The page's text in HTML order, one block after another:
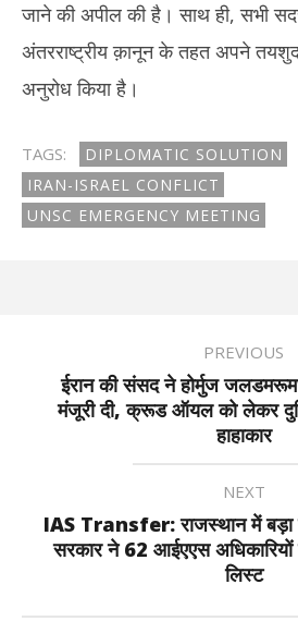
जाने की अपील की है। साथ ही, सभी
अंतरराष्ट्रीय क़ानून के तहत अपने तयशुदा
अनुरोध किया है।
TAGS:
DIPLOMATIC SOLUTION
IRAN-ISRAEL CONFLICT
UNSC EMERGENCY MEETING
PREVIOUS
ईरान की संसद ने होर्मुज
मंजूरी दी, क्रूड ऑयल को लेकर
हाहाकार
NEXT
IAS Transfer: राजस्थान में बड़ा
सरकार ने 62 आईएएस
लिस्ट